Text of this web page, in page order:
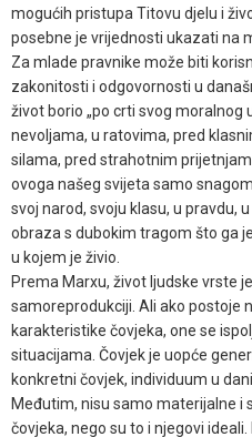
mogućih pristupa Titovu djelu i
posebne je vrijednosti ukazati na
Za mlade pravnike može biti
zakonitosti i odgovornosti u
život borio „po crti svog moralnog
nevoljama, u ratovima, pred
silama, pred strahotnim
ovoga našeg svijeta samo
svoj narod, svoju klasu, u pravdu,
obraza s dubokim tragom što ga
u kojem je živio.
Prema Marxu, život ljudske vrste
samoreprodukciji. Ali ako postoje
karakteristike čovjeka, one se
situacijama. Čovjek je uopće
konkretni čovjek, individuum u
Međutim, nisu samo materijalne i
čovjeka, nego su to i njegovi